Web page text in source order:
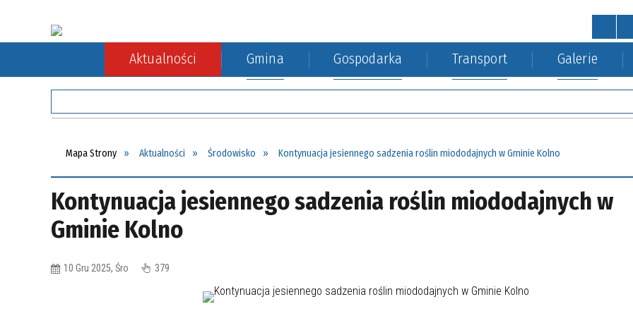
STRONA GŁÓWNA
Aktualności Gmina Gospodarka Transport Galerie
Mapa Strony Aktualności Środowisko Kontynuacja jesiennego sadzenia roślin miododajnych w Gminie Kolno
Kontynuacja jesiennego sadzenia roślin miododajnych w
Gminie Kolno
10 Gru 2025, Śro 379